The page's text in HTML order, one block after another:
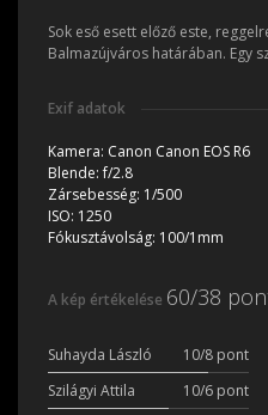
Sok eső esett előző este,
Balmazújváros határában. Egy
Exif adatok
Kamera: Canon Canon EOS R6
Blende:f/2.8
Zársebesség: 1/500
ISO: 1250
Fókusztávolság: 100/1mm
A kép értékelése 60/38
Suhayda László 10/8 pont
Szilágyi Attila
10/6 pont